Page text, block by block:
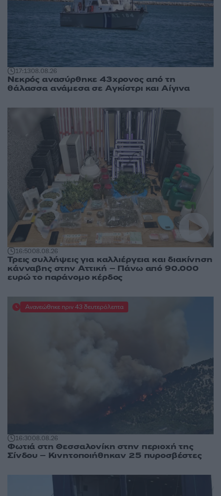
17:1308.08.26
Νεκρός ανασύρθηκε 43χρονος από τη
θάλασσα ανάμεσα σε Αγκίστρι και Αίγινα
16:5008.08.26
Τρεις συλλήψεις για καλλιέργεια και διακίνηση
κάνναβης στην Αττική – Πάνω από 90.000
ευρώ το παράνομο κέρδος
16:3008.08.26
Φωτιά στη Θεσσαλονίκη στην περιοχή της
Σίνδου – Κινητοποιήθηκαν 25 πυροσβέστες
Ανανεώθηκε πριν 43 δευτερόλεπτα